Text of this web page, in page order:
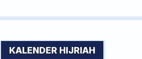
KALENDER HIJRIAH